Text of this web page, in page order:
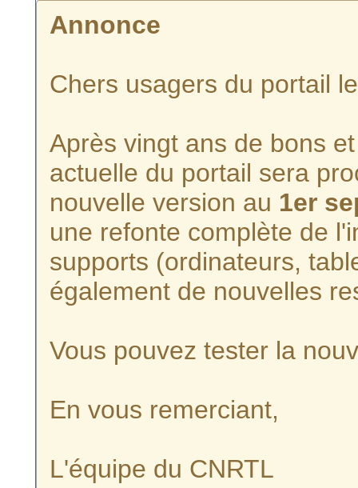
Annonce
Chers usagers du portail
Après vingt ans de bons
actuelle du portail sera
nouvelle version au 1er
une refonte complète de
supports (ordinateurs,
également de nouvelles
Vous pouvez tester la
En vous remerciant,
L'équipe du CNRTL